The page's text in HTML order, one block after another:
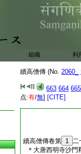
組織 利
續高僧傳 (No. 2060_
663 664 665
点:有/無] [CITE]
續高僧傳卷第 1 二
＊大唐西明寺沙門